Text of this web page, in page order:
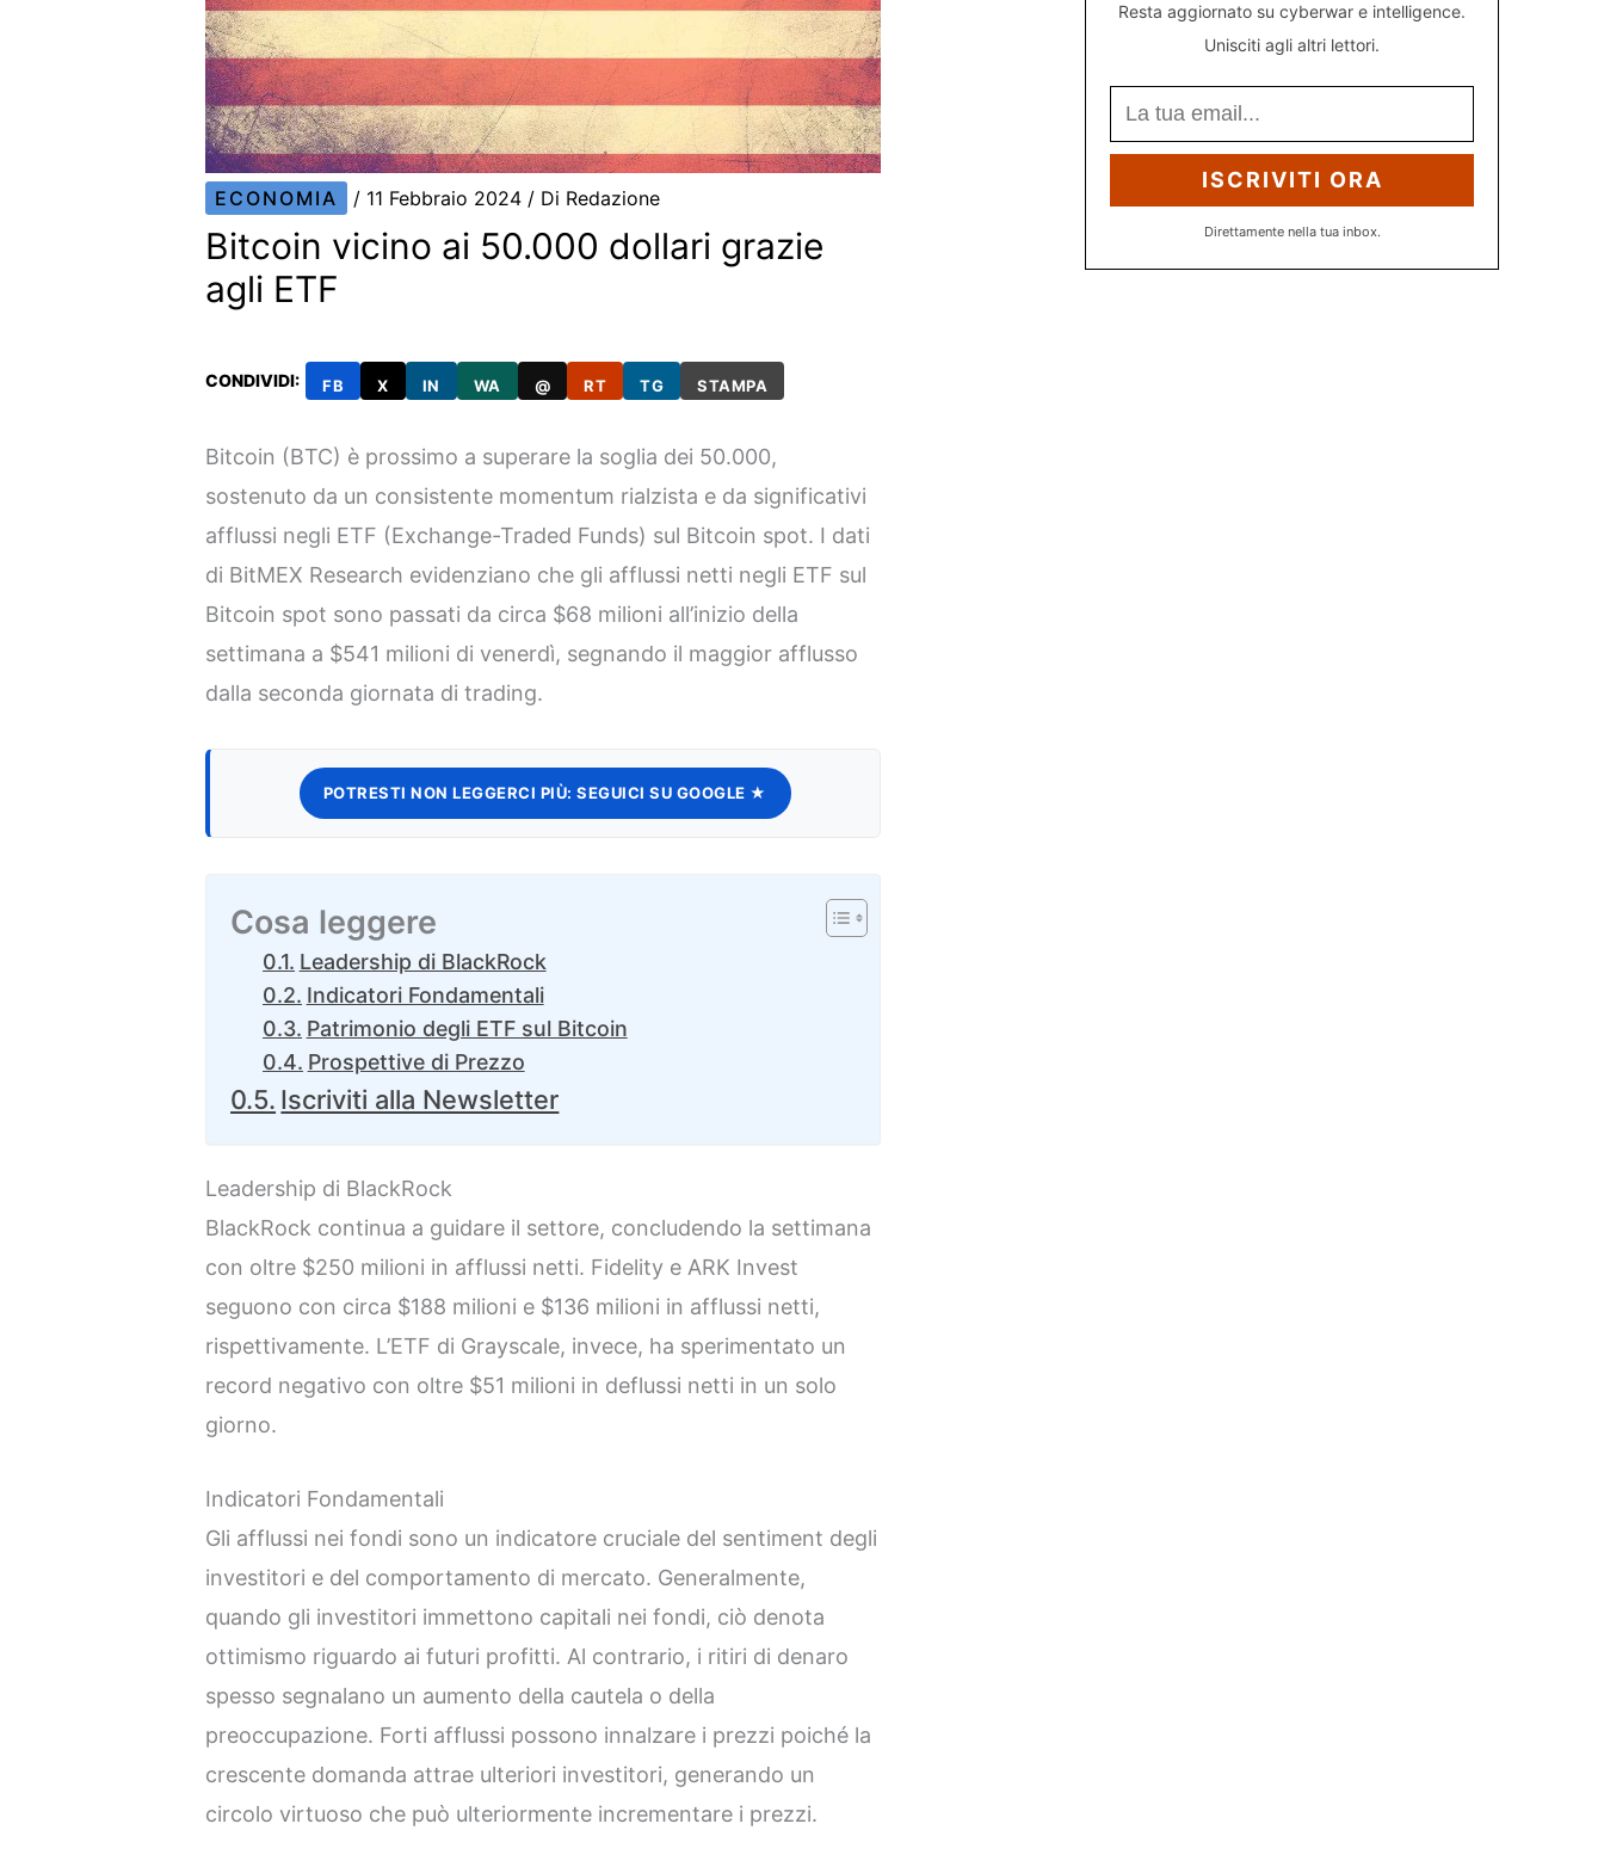
ECONOMIA / 11 Febbraio 2024 / Di Redazione
Bitcoin vicino ai 50.000 dollari grazie
agli ETF
CONDIVIDI: FB X IN WA @ RT TG STAMPA
Bitcoin (BTC) è prossimo a superare la soglia dei 50.000,
sostenuto da un consistente momentum rialzista e da significativi
afflussi negli ETF (Exchange-Traded Funds) sul Bitcoin spot. I dati
di BitMEX Research evidenziano che gli afflussi netti negli ETF sul
Bitcoin spot sono passati da circa $68 milioni all’inizio della
settimana a $541 milioni di venerdì, segnando il maggior afflusso
dalla seconda giornata di trading.
POTRESTI NON LEGGERCI PIÙ: SEGUICI SU GOOGLE ★
Cosa leggere
Leadership di BlackRock
Indicatori Fondamentali
Patrimonio degli ETF sul Bitcoin
Prospettive di Prezzo
Iscriviti alla Newsletter
Leadership di BlackRock
BlackRock continua a guidare il settore, concludendo la settimana
con oltre $250 milioni in afflussi netti. Fidelity e ARK Invest
seguono con circa $188 milioni e $136 milioni in afflussi netti,
rispettivamente. L’ETF di Grayscale, invece, ha sperimentato un
record negativo con oltre $51 milioni in deflussi netti in un solo
giorno.
Indicatori Fondamentali
Gli afflussi nei fondi sono un indicatore cruciale del sentiment degli
investitori e del comportamento di mercato. Generalmente,
quando gli investitori immettono capitali nei fondi, ciò denota
ottimismo riguardo ai futuri profitti. Al contrario, i ritiri di denaro
spesso segnalano un aumento della cautela o della
preoccupazione. Forti afflussi possono innalzare i prezzi poiché la
crescente domanda attrae ulteriori investitori, generando un
circolo virtuoso che può ulteriormente incrementare i prezzi.
Resta aggiornato su cyberwar e intelligence.
Unisciti agli altri lettori.
ISCRIVITI ORA
Direttamente nella tua inbox.